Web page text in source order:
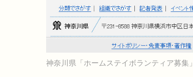
神奈川県「ホームステイボランティア募集」